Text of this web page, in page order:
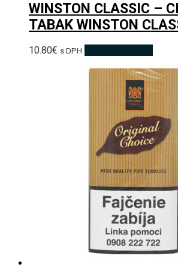
WINSTON CLASSIC –
TABAK WINSTON
10.80€ s DPH